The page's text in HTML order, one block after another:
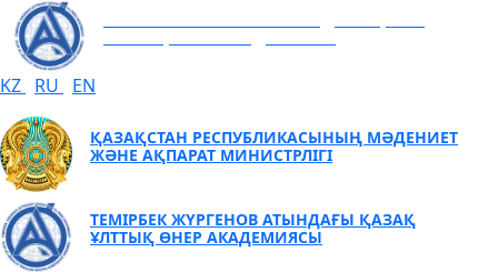
KZ RU EN
ҚАЗАҚСТАН РЕСПУБЛИКАСЫНЫҢ МӘДЕНИЕТ
ЖӘНЕ АҚПАРАТ МИНИСТРЛІГІ
ТЕМІРБЕК ЖҮРГЕНОВ АТЫНДАҒЫ ҚАЗАҚ
ҰЛТТЫҚ ӨНЕР АКАДЕМИЯСЫ